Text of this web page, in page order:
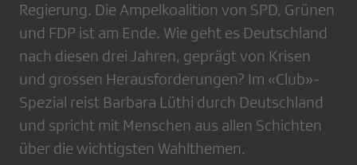
Regierung. Die Ampelkoalition von SPD, Grünen
und FDP ist am Ende. Wie geht es Deutschland
nach diesen drei Jahren, geprägt von Krisen
und grossen Herausforderungen? Im «Club»-
Spezial reist Barbara Lüthi durch Deutschland
und spricht mit Menschen aus allen Schichten
über die wichtigsten Wahlthemen.